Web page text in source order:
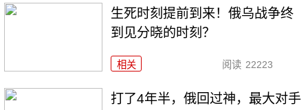
生死时刻提前到来！俄乌战争终
到见分晓的时刻？
相关 阅读 22223
打了4年半，俄回过神，最大对手